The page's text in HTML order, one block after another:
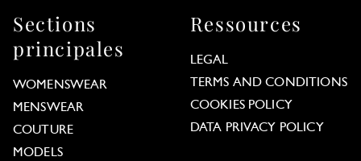
Sections
principales
WOMENSWEAR
MENSWEAR
COUTURE
MODELS
Ressources
LEGAL
TERMS AND CONDITIONS
COOKIES POLICY
DATA PRIVACY POLICY